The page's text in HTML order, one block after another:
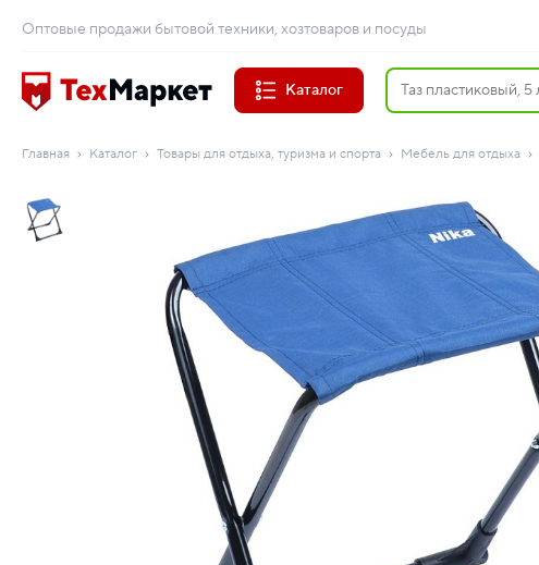
Оптовые продажи бытовой техники, хозтоваров и посуды
Каталог
Главная Каталог Товары для отдыха, туризма и спорта Мебель для отдыха